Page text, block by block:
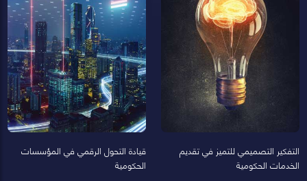
التفكير التصميمي للتميز في تقديم
الخدمات الحكومية
قيادة التحول الرقمي في المؤسسات
الحكومية